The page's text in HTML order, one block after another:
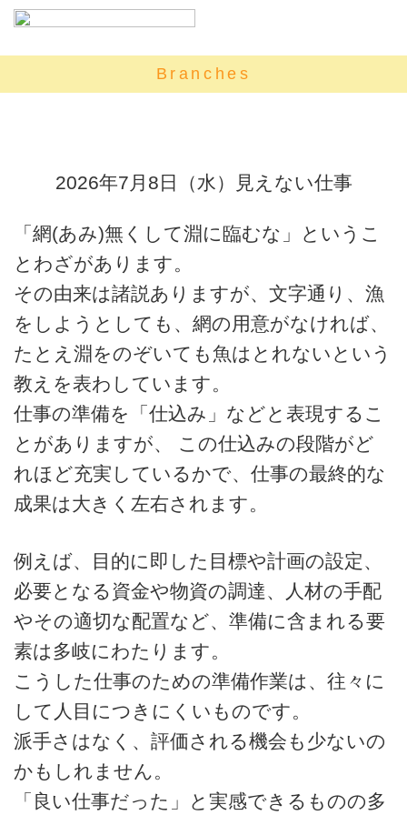
Branches
2026年7月8日（水）見えない仕事
「網(あみ)無くして淵に臨むな」というこ
とわざがあります。
その由来は諸説ありますが、文字通り、漁
をしようとしても、網の用意がなければ、
たとえ淵をのぞいても魚はとれないという
教えを表わしています。
仕事の準備を「仕込み」などと表現するこ
とがありますが、 この仕込みの段階がど
れほど充実しているかで、仕事の最終的な
成果は大きく左右されます。
例えば、目的に即した目標や計画の設定、
必要となる資金や物資の調達、人材の手配
やその適切な配置など、準備に含まれる要
素は多岐にわたります。
こうした仕事のための準備作業は、往々に
して人目につきにくいものです。
派手さはなく、評価される機会も少ないの
かもしれません。
「良い仕事だった」と実感できるものの多